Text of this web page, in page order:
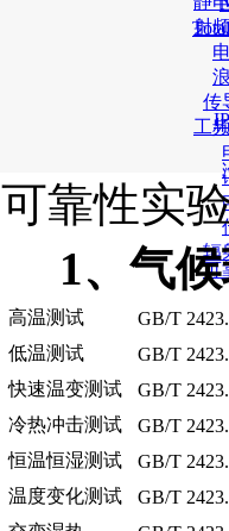
射
传
工
辐
可
可靠性实
1、气
高温测试
GB/T
低温测试
GB/T
快速温变测试
GB/T
冷热冲击测试
GB/T
恒温恒湿测试
GB/T
温度变化测试
GB/T